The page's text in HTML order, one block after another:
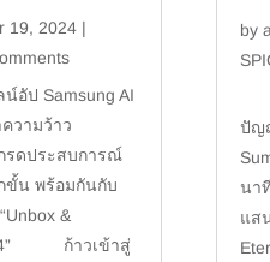
19, 2024|
อัป Samsung AI
วามว้าว
รดประสบการณ์
ขั้น พร้อมกันกับ
&
ก้าวเข้าสู่
by
ซั
ปัญ
นา
แส